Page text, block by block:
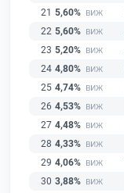
21 5,60%
22 5,60%
23 5,20%
24 4,80%
25 4,74%
26 4,53%
27 4,48%
28 4,33%
29 4,06%
30 3,88%